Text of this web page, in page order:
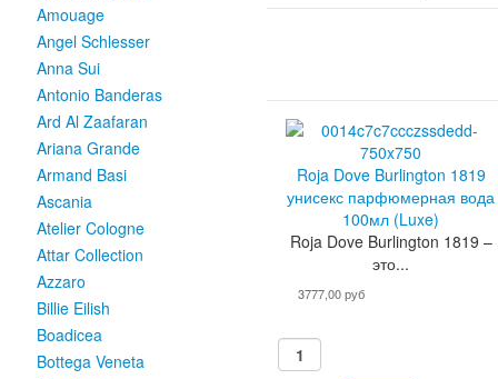
Amouage
Angel Schlesser
Anna Sui
Antonio Banderas
Ard Al Zaafaran
Ariana Grande
Armand Basi
Ascania
Atelier Cologne
Attar Collection
Azzaro
Billie Eilish
Boadicea
Bottega Veneta
Roja Dove Burlington 1819
унисекс парфюмерная вода
100мл (Luxe)
Roja Dove Burlington 1819 –
это...
3777,00 руб